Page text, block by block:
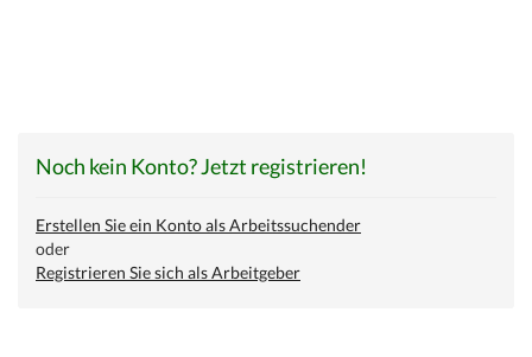
Noch kein Konto? Jetzt registrieren!
Erstellen Sie ein Konto als Arbeitssuchender
oder
Registrieren Sie sich als Arbeitgeber